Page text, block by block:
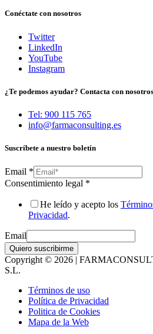
Conéctate con nosotros
Twitter
LinkedIn
YouTube
Instagram
¿Te podemos ayudar? Contacta con nosotros
Tel: 900 115 765
info@farmaconsulting.es
Suscríbete a nuestro boletín
Email *
Consentimiento legal *
He leído y acepto los
Privacidad.
Email
Quiero suscribirme
Copyright © 2026 |
S.L.
Términos de uso
Política de Privacidad
Politica de Cookies
Mapa de la Web